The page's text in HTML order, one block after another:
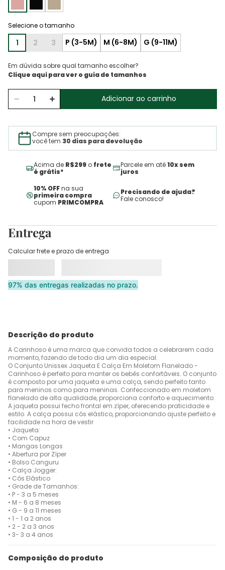
1 2 3
Em dúvida sobre qual tamanho escolher?
Adicionar ao carrinho
Compre sem preocupações:
você tem 30 dias para devolução
Acima de R$299 o frete
é grátis*
Parcele em até10x sem
juros
10% OFFna sua
primeira compra
cupom PRIMCOMPRA
Precisando de ajuda?
Fale conosco!
Entrega
Calcular frete e prazo de entrega
97% das entregas realizadas no prazo.
Descrição do produto
A Carinhoso é uma marca que convida todos a celebrarem cada
momento, fazendo de todo dia um dia especial.
O Conjunto Unissex Jaqueta E Calça Em Moletom Flanelado -
Carinhoso é perfeito para manter os bebês confortáveis. O conjunto
é composto por uma jaqueta e uma calça, sendo perfeito tanto
para meninos como para meninas. Confeccionado em moletom
flanelado de alta qualidade, proporciona conforto e aquecimento.
A jaqueta possui fecho frontal em zíper, oferecendo praticidade e
estilo. A calça possui cós elástico, proporcionando ajuste perfeito e
facilidade na hora de vestir
• Jaqueta:
• Com Capuz
• Mangas Longas
• Abertura por Zíper
• Bolso Canguru
• Calça Jogger:
• Cós Elástico
• Grade de Tamanhos:
• P - 3 a 5 meses
• M - 6 a 8 meses
• G - 9 a 11 meses
• 1 - 1 a 2 anos
• 2 - 2 a 3 anos
• 3- 3 a 4 anos
Composição do produto